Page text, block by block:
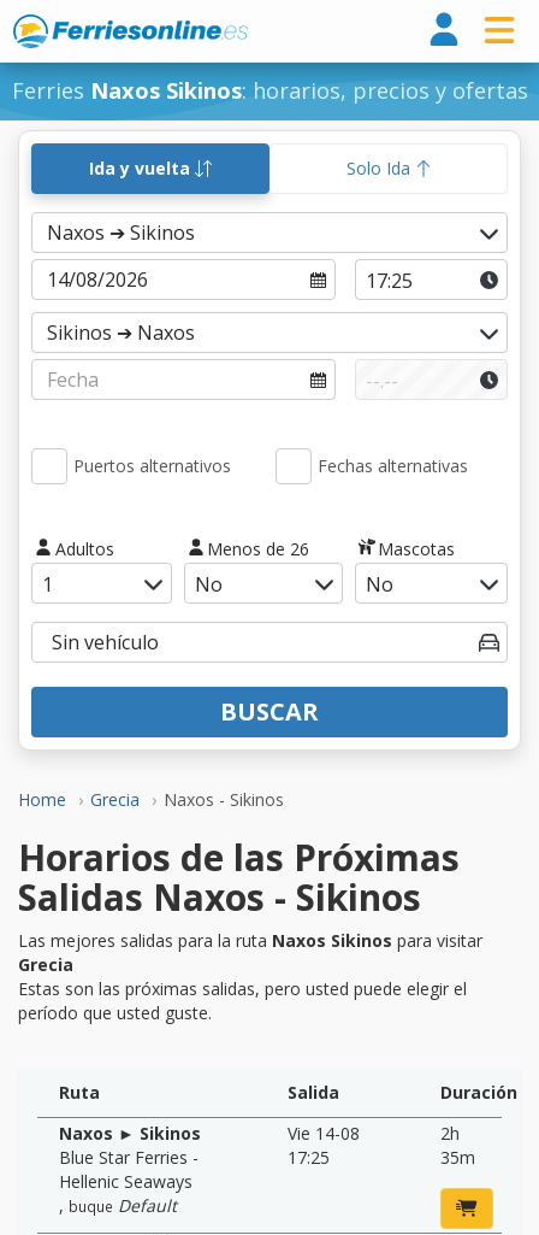
Ferries Naxos Sikinos: horarios, precios y ofertas
Home Grecia Naxos - Sikinos
Ida y vuelta Solo Ida
Puertos alternativos Fechas alternativas
Adultos Menos de 26 Mascotas
BUSCAR
Horarios de las Próximas
Salidas Naxos - Sikinos
Las mejores salidas para la ruta Naxos Sikinos para visitar
Grecia
Estas son las próximas salidas, pero usted puede elegir el
período que usted guste.
Ruta Salida
Duración
Naxos ► Sikinos
Blue Star Ferries -
Hellenic Seaways
, buque Default
Vie 14-08
17:25
2h
35m